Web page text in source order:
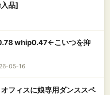
品]
whip0.47←こいつを抑
05-16
フィスに娘専用ダンススペ